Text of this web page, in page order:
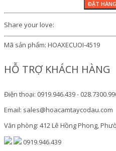
Share your love:
Mã sản phẩm: HOAXECUOI-4519
HỖ TRỢ KHÁCH HÀNG
Điện thoại: 0919.946.439 -
Email: sales@hoacamtaycodau.com
Văn phòng: 412 Lê Hồng Phong,
0919.946.439